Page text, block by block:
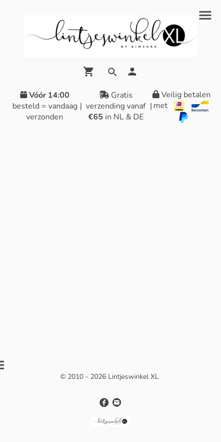
Vóór 14:00
besteld = vandaag
verzonden
|
Gratis
verzending vanaf
€65 in NL & DE
|
Veilig betalen
met
© 2010 - 2026 Lintjeswinkel XL